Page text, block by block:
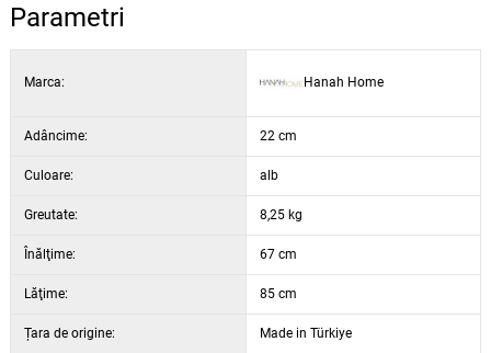
Culoare: alb
Parametri
Marca: Hanah Home
Adâncime: 22 cm
Culoare: alb
Greutate: 8,25 kg
Înălţime: 67 cm
Lăţime: 85 cm
Țara de origine: Made in Türkiye